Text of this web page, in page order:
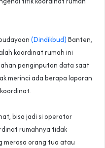
(Dindikbud) Banten,
koordinat rumah ini
penginputan data saat
merinci ada berapa laporan
bisa jadi si operator
rumahnya tidak
merasa orang tua atau